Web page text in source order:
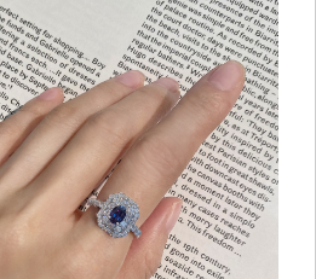
注文手続き
ートを見る
い物を続ける